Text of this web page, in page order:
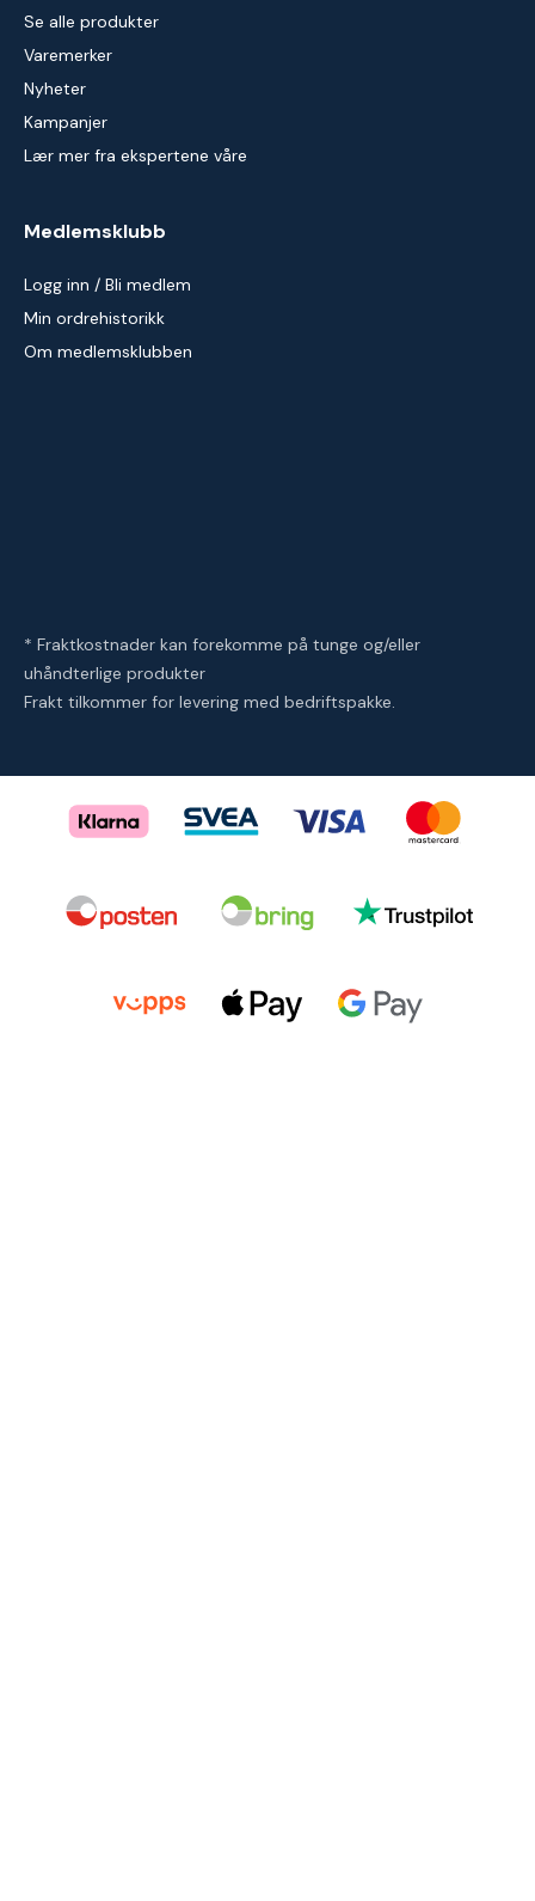
Se alle produkter
Varemerker
Nyheter
Kampanjer
Lær mer fra ekspertene våre
Medlemsklubb
Logg inn / Bli medlem
Min ordrehistorikk
Om medlemsklubben
* Fraktkostnader kan forekomme på tunge og/eller
uhåndterlige produkter
Frakt tilkommer for levering med bedriftspakke.